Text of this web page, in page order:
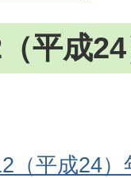
平成
（平成24